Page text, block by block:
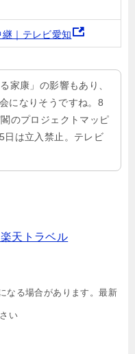
｜テレビ愛知
家康」の影響もあり、
になりそうですね。8
のプロジェクトマッピ
日は立入禁止。テレビ
天トラベル
なる場合があります。最新
い